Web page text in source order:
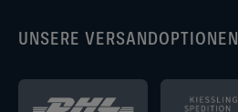
UNSERE VERSANDOPTIONEN